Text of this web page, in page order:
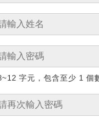
字元，包含至少 1 個